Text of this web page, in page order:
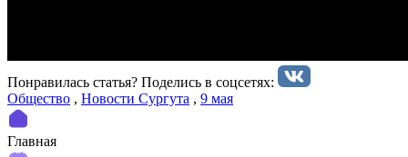
Понравилась статья? Поделиcь в соцсетях:
Общество , Новости Сургута , 9 мая
Главная